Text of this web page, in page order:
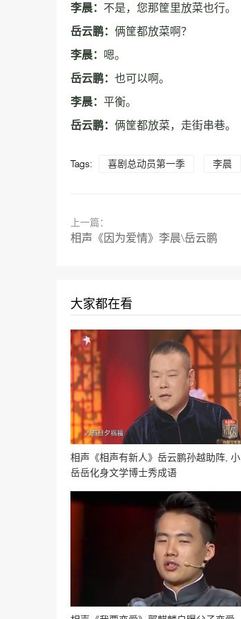
李晨： 不是，您那筐里放菜也行。
岳云鹏： 俩筐都放菜啊？
李晨： 嗯。
岳云鹏： 也可以啊。
李晨： 平衡。
岳云鹏： 俩筐都放菜，走街串巷。
Tags: 喜剧总动员第一季 李晨
上一篇：
相声《因为爱情》李晨\岳云鹏
大家都在看
相声《相声有新人》岳云鹏孙越助阵, 小
岳岳化身文学博士秀成语